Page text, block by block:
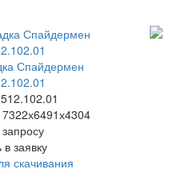
Спайдермен
7322х6491х4304
заявку
скачивания